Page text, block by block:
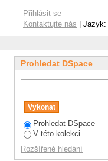
Přihlásit se
Kontaktujte nás | Jazyk:
Prohledat DSpace
Prohledat DSpace
V této kolekci
Rozšířené hledání